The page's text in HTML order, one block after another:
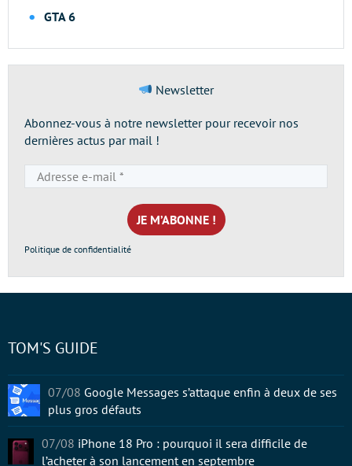
GTA 6
Newsletter
Abonnez-vous à notre newsletter pour recevoir nos
dernières actus par mail !
e-
mail
*
Politique de confidentialité
TOM'S GUIDE
07/08 Google Messages s’attaque enfin à deux de ses
plus gros défauts
07/08 iPhone 18 Pro : pourquoi il sera difficile de
l’acheter à son lancement en septembre